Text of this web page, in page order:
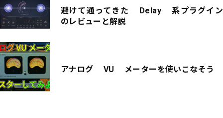
避けて通ってきた Delay 系プラグイン
のレビューと解説
アナログ VU メーターを使いこなそう